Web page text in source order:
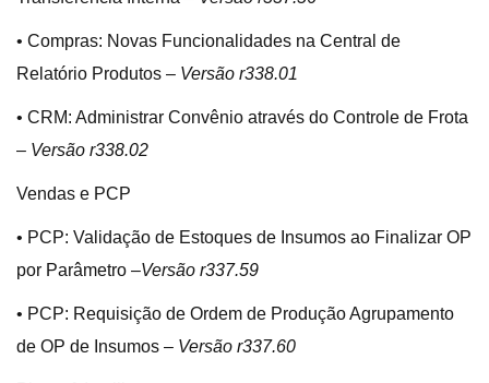
• Compras: Novas Funcionalidades na Central de
Relatório Produtos – Versão r338.01
• CRM: Administrar Convênio através do Controle de Frota
– Versão r338.02
Vendas e PCP
• PCP: Validação de Estoques de Insumos ao Finalizar OP
por Parâmetro –Versão r337.59
• PCP: Requisição de Ordem de Produção Agrupamento
de OP de Insumos – Versão r337.60